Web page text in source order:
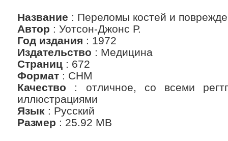
Название : Переломы костей и
Автор : Уотсон-Джонс Р.
Год издания : 1972
Издательство : Медицина
Страниц : 672
Формат : CHM
Качество : отличное, со всеми
иллюстрациями
Язык : Русский
Размер : 25.92 MB